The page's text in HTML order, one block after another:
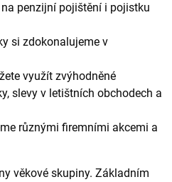
penzijní pojištění i pojistku
si zdokonalujeme v
využít zvýhodněné
slevy v letištních obchodech a
různými firemními akcemi a
věkové skupiny. Základním